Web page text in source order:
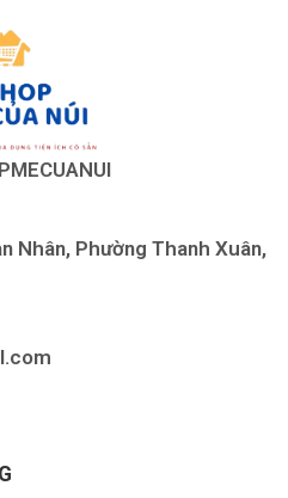
Nhân, Phường Thanh Xuân,